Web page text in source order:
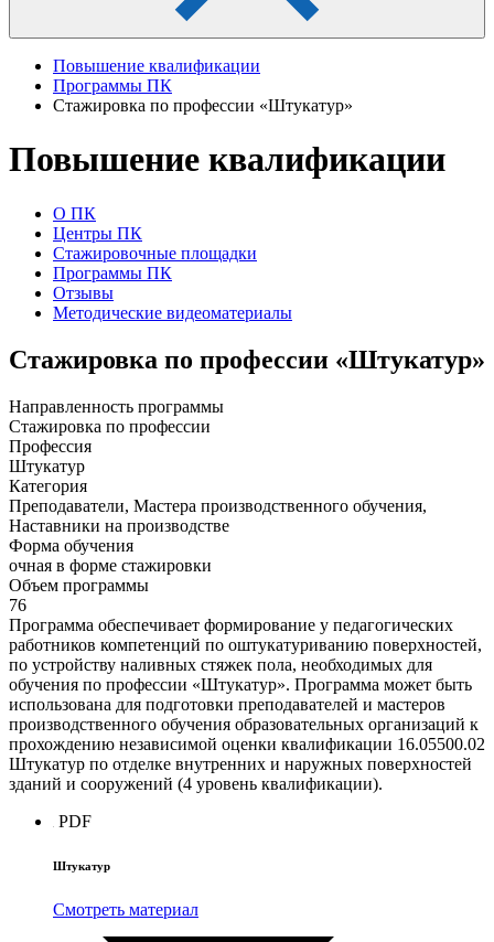
Повышение квалификации
Программы ПК
Стажировка по профессии «Штукатур»
Повышение квалификации
О ПК
Центры ПК
Стажировочные площадки
Программы ПК
Отзывы
Методические видеоматериалы
Стажировка по профессии «Штукатур»
Направленность программы
Стажировка по профессии
Профессия
Штукатур
Категория
Преподаватели, Мастера производственного обучения,
Наставники на производстве
Форма обучения
очная в форме стажировки
Объем программы
76
Программа обеспечивает формирование у педагогических
работников компетенций по оштукатуриванию поверхностей,
по устройству наливных стяжек пола, необходимых для
обучения по профессии «Штукатур». Программа может быть
использована для подготовки преподавателей и мастеров
производственного обучения образовательных организаций к
прохождению независимой оценки квалификации 16.05500.02
Штукатур по отделке внутренних и наружных поверхностей
зданий и сооружений (4 уровень квалификации).
PDF
Штукатур
Смотреть материал